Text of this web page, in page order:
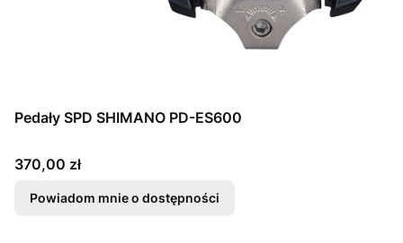
Pedały SPD SHIMANO PD-ES600
Cena
370,00 zł
Powiadom mnie o dostępności